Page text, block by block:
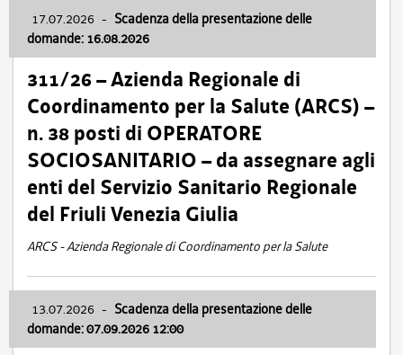
17.07.2026 - Scadenza della presentazione delle
domande: 16.08.2026
311/26 – Azienda Regionale di
Coordinamento per la Salute (ARCS) –
n. 38 posti di OPERATORE
SOCIOSANITARIO – da assegnare agli
enti del Servizio Sanitario Regionale
del Friuli Venezia Giulia
ARCS - Azienda Regionale di Coordinamento per la Salute
13.07.2026 - Scadenza della presentazione delle
domande: 07.09.2026 12:00